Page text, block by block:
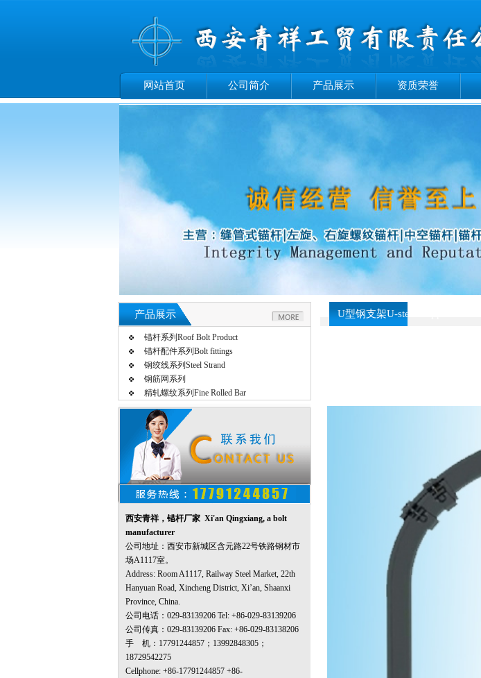
网站首页 公司简介 产品展示 资质荣誉
产品展示
锚杆系列Roof Bolt Product
锚杆配件系列Bolt fittings
钢绞线系列Steel Strand
钢筋网系列
精轧螺纹系列Fine Rolled Bar
西安青祥，锚杆厂家 Xi'an Qingxiang, a bolt
manufacturer
公司地址：西安市新城区含元路22号铁路钢材市
场A1117室。
Address: Room A1117, Railway Steel Market, 22th
Hanyuan Road, Xincheng District, Xi’an, Shaanxi
Province, China.
公司电话：029-83139206 Tel: +86-029-83139206
公司传真：029-83139206 Fax: +86-029-83138206
手 机： 17791244857； 13992848305；
18729542275
Cellphone: +86-17791244857 +86-
U型钢支架U-steel Support